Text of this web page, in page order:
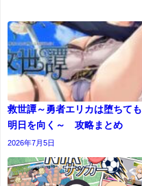
救世譚～勇者エリカは堕ちても
明日を向く～ 攻略まとめ
2026年7月5日